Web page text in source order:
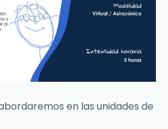
en las unidades de